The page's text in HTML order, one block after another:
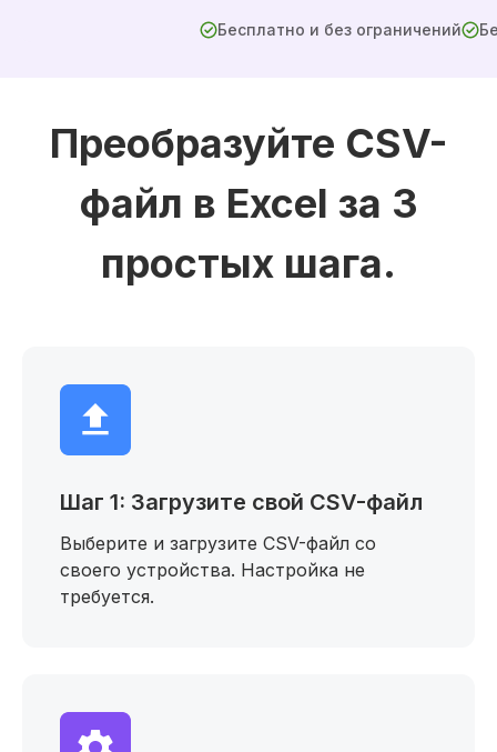
Бесплатно и без ограничений
Преобразуйте CSV-
файл в Excel за 3
простых шага.
Шаг 1: Загрузите свой CSV-файл
Выберите и загрузите CSV-файл со
своего устройства. Настройка не
требуется.